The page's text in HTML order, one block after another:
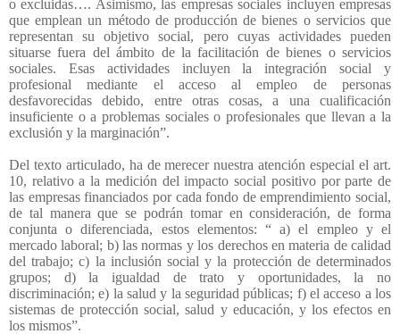
o excluidas…. Asimismo, las empresas sociales incluyen empresas
que emplean un método de producción de bienes o servicios que
representan su objetivo social, pero cuyas actividades pueden
situarse fuera del ámbito de la facilitación de bienes o servicios
sociales. Esas actividades incluyen la integración social y
profesional mediante el acceso al empleo de personas
desfavorecidas debido, entre otras cosas, a una cualificación
insuficiente o a problemas sociales o profesionales que llevan a la
exclusión y la marginación”.
Del texto articulado, ha de merecer nuestra atención especial el art.
10, relativo a la medición del impacto social positivo por parte de
las empresas financiados por cada fondo de emprendimiento social,
de tal manera que se podrán tomar en consideración, de forma
conjunta o diferenciada, estos elementos: “ a) el empleo y el
mercado laboral; b) las normas y los derechos en materia de calidad
del trabajo; c) la inclusión social y la protección de determinados
grupos; d) la igualdad de trato y oportunidades, la no
discriminación; e) la salud y la seguridad públicas; f) el acceso a los
sistemas de protección social, salud y educación, y los efectos en
los mismos”.